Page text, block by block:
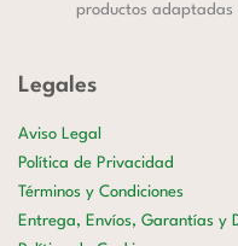
productos adaptadas
Legales
Aviso Legal
Política de Privacidad
Términos y Condiciones
Entrega, Envíos, Garantías y